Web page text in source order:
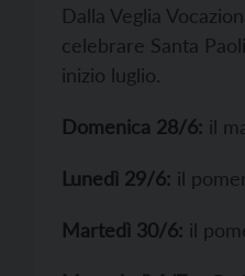
Dalla Veglia
celebrare Santa
inizio luglio.
Domenica 28/6: il
Lunedì 29/6: il
Martedì 30/6: il